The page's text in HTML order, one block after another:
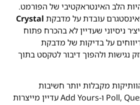
הלב האינטראקטיבי של הפורמט.
עובדת על מדבקת Crystal
ניסיוני שעדיין לא בהכרח פתוח
על בדיקות של מדבקת
נגישות ולהפוך דיבור לטקסט בתוך
מקבלות יותר חשיבות
שיווקית. Poll, Questions, Quiz ו-Add Yours עדיין מייצרות